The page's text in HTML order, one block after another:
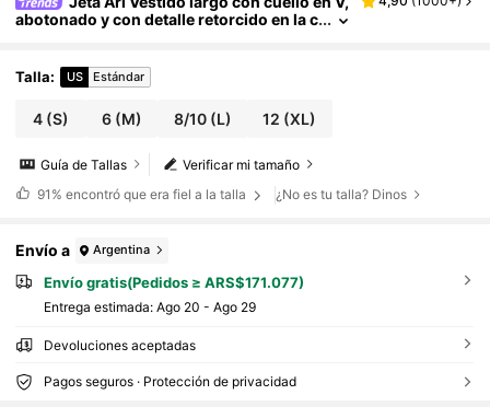
abotonado y con detalle retorcido en la c
ano
Talla: US Estándar
4 (S) 6 (M) 8/10(L) 12 (XL)
Verificar mi tamaño
Guía de Tallas
91% encontró que era fiel a la talla ¿No es tu talla? Dinos
Envío a Argentina
Envío gratis(Pedidos ≥ ARS$171.077)
Entrega estimada: Ago 20 - Ago 29
Devoluciones aceptadas
Pagos seguros · Protección de privacidad